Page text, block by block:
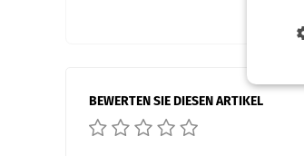
BEWERTEN SIE DIESEN ARTIKEL